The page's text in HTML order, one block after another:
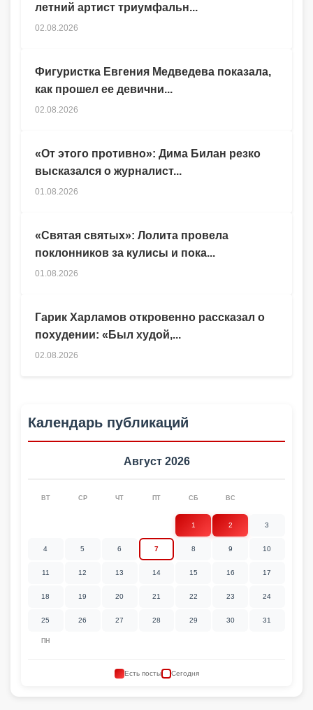
Гарик Харламов откровенно рассказал о
похудении: «Был худой,...
02.08.2026
летний артист триумфальн...
02.08.2026
Фигуристка Евгения Медведева показала,
как прошел ее девични...
02.08.2026
«От этого противно»: Дима Билан резко
высказался о журналист...
01.08.2026
«Святая святых»: Лолита провела
поклонников за кулисы и пока...
01.08.2026
Календарь публикаций
Август 2026
ПН
ВТ СР ЧТ ПТ СБ ВС
1 2 3
4 5 6 7 8 9 10
11 12 13 14 15 16 17
18 19 20 21 22 23 24
25 26 27 28 29 30 31
Есть посты Сегодня